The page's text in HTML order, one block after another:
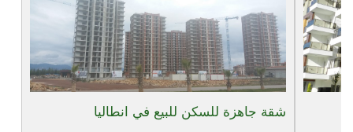
شقة جاهزة للسكن للبيع في انطاليا